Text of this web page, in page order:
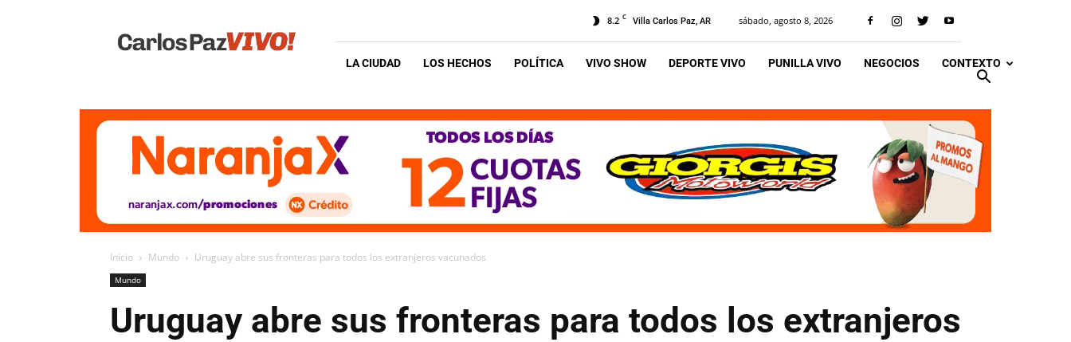
Vivo
8.2 C Villa Carlos Paz, AR sábado, agosto 8, 2026
LA CIUDAD LOS HECHOS POLÍTICA VIVO SHOW DEPORTE VIVO PUNILLA VIVO NEGOCIOS CONTEXTO
Inicio Mundo Uruguay abre sus fronteras para todos los extranjeros vacunados
Mundo
Uruguay abre sus fronteras para todos los extranjeros